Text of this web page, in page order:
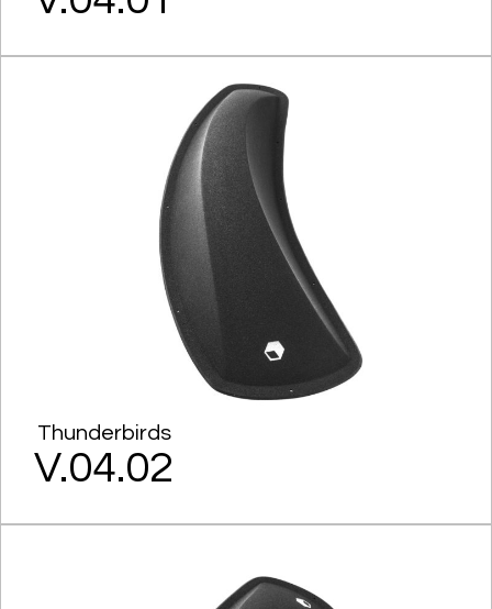
Thunderbirds
V.04.02